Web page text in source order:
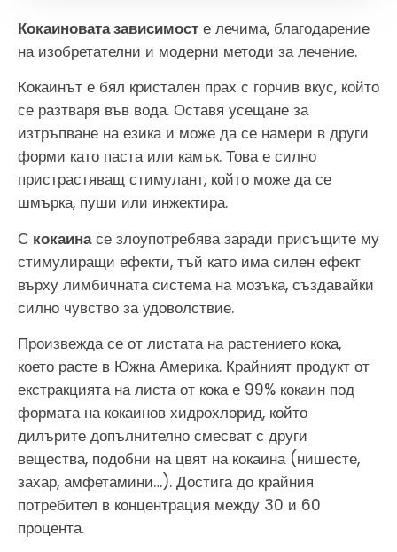
Кокаиновата зависимост е лечима, благодарение
на изобретателни и модерни методи за лечение.
Кокаинът е бял кристален прах с горчив вкус, който
се разтваря във вода. Оставя усещане за
изтръпване на езика и може да се намери в други
форми като паста или камък. Това е силно
пристрастяващ стимулант, който може да се
шмърка, пуши или инжектира.
С кокаинасе злоупотребява заради присъщите му
стимулиращи ефекти, тъй като има силен ефект
върху лимбичната система на мозъка, създавайки
силно чувство за удоволствие.
Произвежда се от листата на растението кока,
което расте в Южна Америка. Крайният продукт от
екстракцията на листа от кока е 99% кокаин под
формата на кокаинов хидрохлорид, който
дилърите допълнително смесват с други
вещества, подобни на цвят на кокаина (нишесте,
захар, амфетамини…). Достига до крайния
потребител в концентрация между 30 и 60
процента.